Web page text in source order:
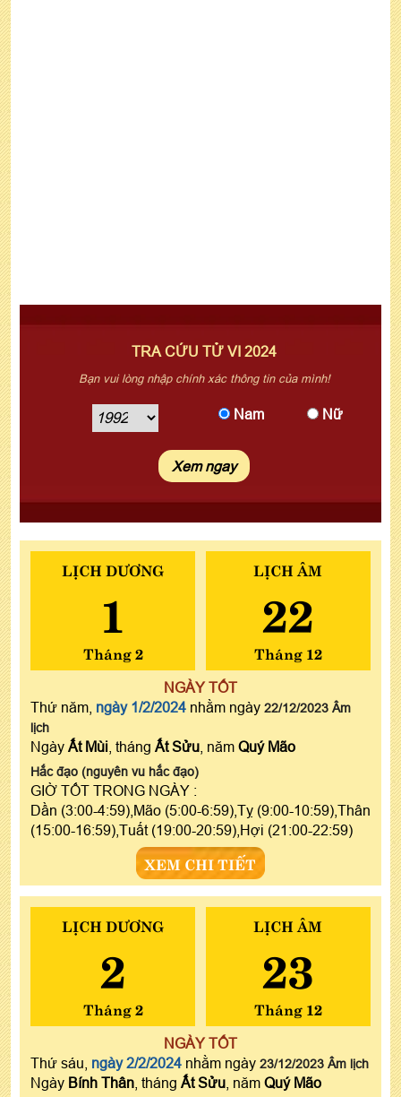
TRA CỨU TỬ VI 2024
Bạn vui lòng nhập chính xác thông tin của mình!
Nam Nữ
LỊCH DƯƠNG
1
Tháng 2
LỊCH ÂM
22
Tháng 12
NGÀY TỐT
Thứ năm, ngày 1/2/2024 nhằm ngày 22/12/2023 Âm
lịch
Ngày Ất Mùi , tháng Ất Sửu , năm Quý Mão
Hắc đạo (nguyên vu hắc đạo)
GIỜ TỐT TRONG NGÀY :
Dần (3:00-4:59),Mão (5:00-6:59),Tỵ (9:00-10:59),Thân
(15:00-16:59),Tuất (19:00-20:59),Hợi (21:00-22:59)
XEM CHI TIẾT
LỊCH DƯƠNG
2
Tháng 2
LỊCH ÂM
23
Tháng 12
NGÀY TỐT
Thứ sáu, ngày 2/2/2024 nhằm ngày 23/12/2023 Âm lịch
Ngày Bính Thân , tháng Ất Sửu , năm Quý Mão